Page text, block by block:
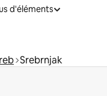
d'éléments
Srebrnjak